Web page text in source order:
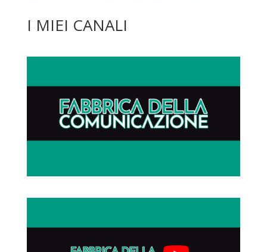
I MIEI CANALI